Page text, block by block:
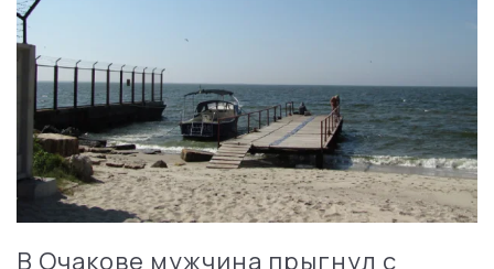
В Очакове мужчина прыгнул с